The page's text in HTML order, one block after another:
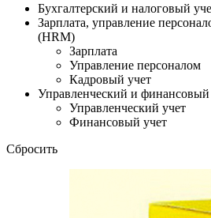
Бухгалтерский и налоговый
Зарплата, управление
(HRM)
Зарплата
Управление персоналом
Кадровый учет
Управленческий и финансовый
Управленческий учет
Финансовый учет
Сбросить